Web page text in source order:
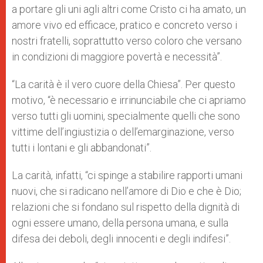
a portare gli uni agli altri come Cristo ci ha amato, un
amore vivo ed efficace, pratico e concreto verso i
nostri fratelli, soprattutto verso coloro che versano
in condizioni di maggiore povertà e necessità”.
“La carità è il vero cuore della Chiesa”. Per questo
motivo, “è necessario e irrinunciabile che ci apriamo
verso tutti gli uomini, specialmente quelli che sono
vittime dell’ingiustizia o dell’emarginazione, verso
tutti i lontani e gli abbandonati”.
La carità, infatti, “ci spinge a stabilire rapporti umani
nuovi, che si radicano nell’amore di Dio e che è Dio;
relazioni che si fondano sul rispetto della dignità di
ogni essere umano, della persona umana, e sulla
difesa dei deboli, degli innocenti e degli indifesi”.